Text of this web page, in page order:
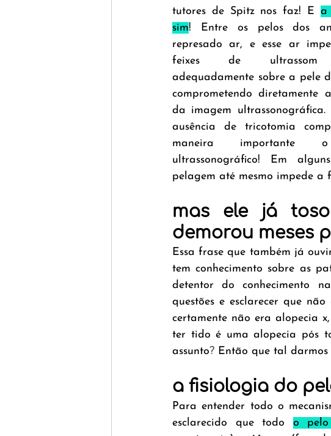
tutores de Spitz nos faz! E a
sim! Entre os pelos dos
represado ar, e esse ar
feixes de ultrassom
adequadamente sobre a pele
comprometendo diretamente
da imagem
ausência de tricotomia
maneira importante
ultrassonográfico! Em
pelagem até mesmo impede a
mas ele já
demorou meses
Essa frase que também já
tem conhecimento sobre as
detentor do conhecimento
questões e esclarecer que
certamente não era alopecia
ter tido é uma alopecia pós
assunto? Então que tal darmos
a fisiologia do
Para entender todo o
esclarecido que todo o